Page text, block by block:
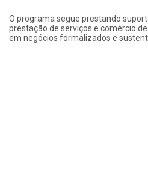
O programa segue prestando
prestação de serviços e comércio
em negócios formalizados e